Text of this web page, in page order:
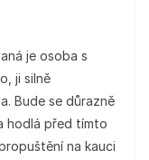
je osoba s
ji silně
Bude se důrazně
hodlá před tímto
na kauci